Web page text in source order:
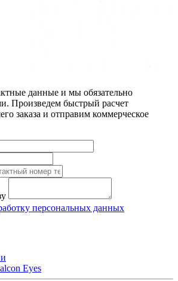
данные и мы обязательно
Произведем быстрый расчет
заказа и отправим коммерческое
персональных данных
Eyes